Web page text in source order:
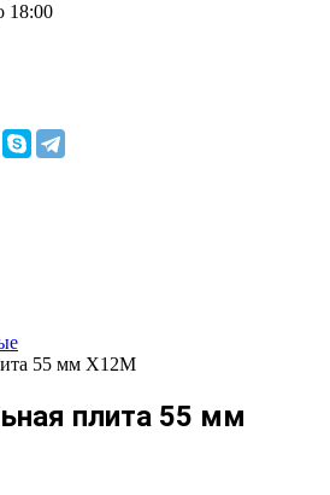
18:00
55 мм Х12М
плита 55 мм